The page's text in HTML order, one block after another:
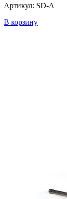
Артикул: SD-A
В корзину